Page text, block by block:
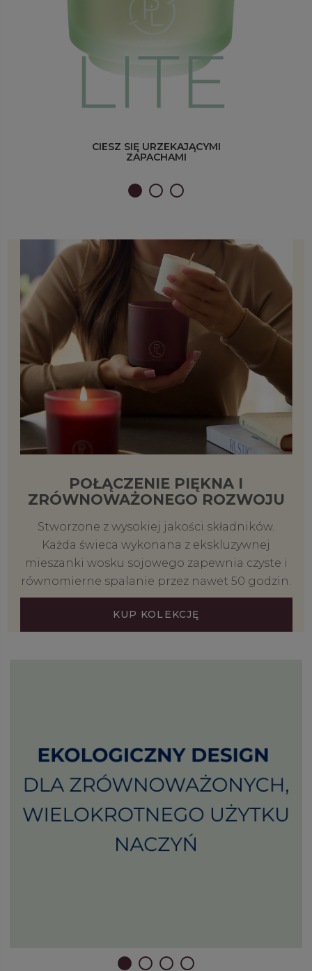
CIESZ SIĘ URZEKAJĄCYMI
ZAPACHAMI
POŁĄCZENIE PIĘKNA I
ZRÓWNOWAŻONEGO ROZWOJU
Stworzone z wysokiej jakości składników.
Każda świeca wykonana z ekskluzywnej
mieszanki wosku sojowego zapewnia czyste i
równomierne spalanie przez nawet 50 godzin.
KUP KOLEKCJĘ